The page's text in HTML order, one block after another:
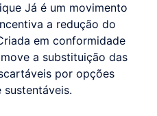
Já é um movimento
a redução do
em conformidade
a substituição das
por opções
sustentáveis.